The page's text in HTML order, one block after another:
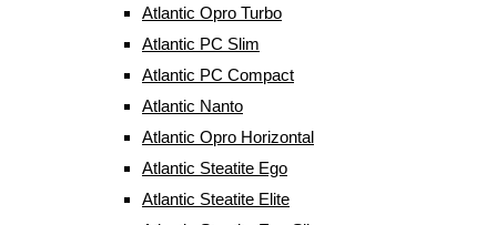
Atlantic Opro Turbo
Atlantic PC Slim
Atlantic PC Compact
Atlantic Nanto
Atlantic Opro Horizontal
Atlantic Steatite Ego
Atlantic Steatite Elite